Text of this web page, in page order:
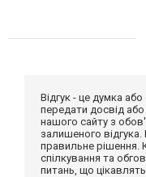
Відгук - це думка
передати досвід
нашого сайту з
залишеного
правильне рішення.
спілкування та
питань, що цікавлять.